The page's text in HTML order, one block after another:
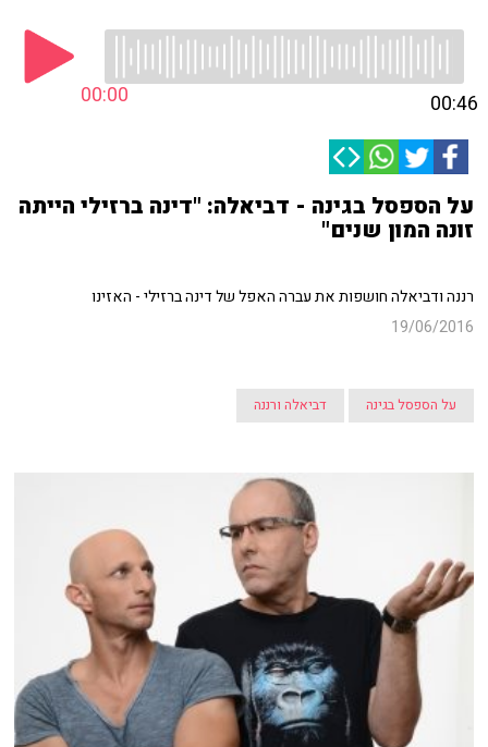
00:00 00:46
על הספסל בגינה - דביאלה: "דינה ברזילי הייתה
זונה המון שנים"
רננה ודביאלה חושפות את עברה האפל של דינה ברזילי - האזינו
19/06/2016
על הספסל בגינה דביאלה ורננה